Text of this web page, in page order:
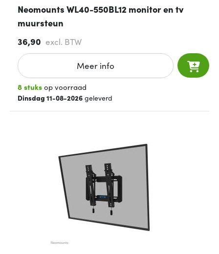
Neomounts WL40-550BL12 monitor en tv
muursteun
36,90 excl. BTW
Meer info
8 stuksop voorraad
Dinsdag 11-08-2026 geleverd